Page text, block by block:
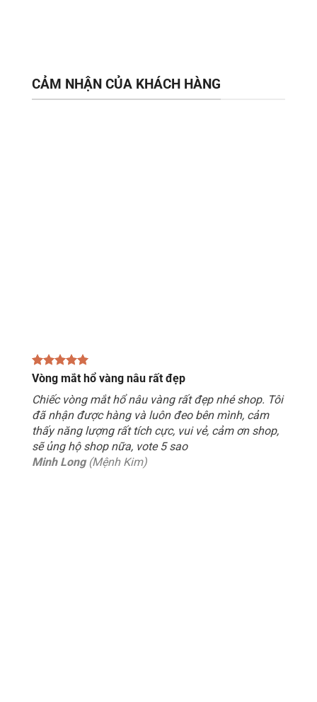
CẢM NHẬN CỦA KHÁCH HÀNG
Vòng mắt hổ vàng nâu rất đẹp
Chiếc vòng mắt hổ nâu vàng rất đẹp nhé shop. Tôi
đã nhận được hàng và luôn đeo bên mình, cảm
thấy năng lượng rất tích cực, vui vẻ, cảm ơn shop,
sẽ ủng hộ shop nữa, vote 5 sao
Minh Long (Mệnh Kim)